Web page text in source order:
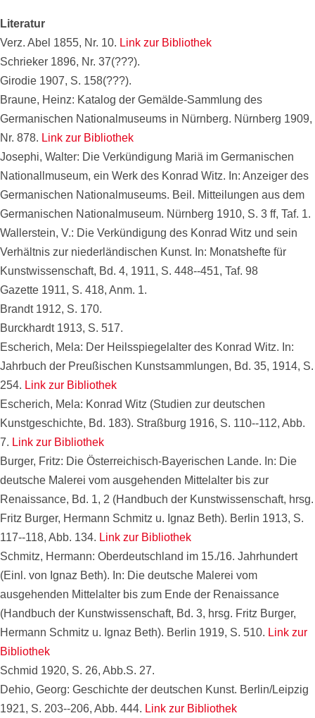
Literatur
Verz. Abel 1855, Nr. 10. Link zur Bibliothek
Schrieker 1896, Nr. 37(???).
Girodie 1907, S. 158(???).
Braune, Heinz: Katalog der Gemälde-Sammlung des
Germanischen Nationalmuseums in Nürnberg. Nürnberg 1909,
Nr. 878. Link zur Bibliothek
Josephi, Walter: Die Verkündigung Mariä im Germanischen
Nationallmuseum, ein Werk des Konrad Witz. In: Anzeiger des
Germanischen Nationalmuseums. Beil. Mitteilungen aus dem
Germanischen Nationalmuseum. Nürnberg 1910, S. 3 ff, Taf. 1.
Wallerstein, V.: Die Verkündigung des Konrad Witz und sein
Verhältnis zur niederländischen Kunst. In: Monatshefte für
Kunstwissenschaft, Bd. 4, 1911, S. 448--451, Taf. 98
Gazette 1911, S. 418, Anm. 1.
Brandt 1912, S. 170.
Burckhardt 1913, S. 517.
Escherich, Mela: Der Heilsspiegelalter des Konrad Witz. In:
Jahrbuch der Preußischen Kunstsammlungen, Bd. 35, 1914, S.
254. Link zur Bibliothek
Escherich, Mela: Konrad Witz (Studien zur deutschen
Kunstgeschichte, Bd. 183). Straßburg 1916, S. 110--112, Abb.
7. Link zur Bibliothek
Burger, Fritz: Die Österreichisch-Bayerischen Lande. In: Die
deutsche Malerei vom ausgehenden Mittelalter bis zur
Renaissance, Bd. 1, 2 (Handbuch der Kunstwissenschaft, hrsg.
Fritz Burger, Hermann Schmitz u. Ignaz Beth). Berlin 1913, S.
117--118, Abb. 134. Link zur Bibliothek
Schmitz, Hermann: Oberdeutschland im 15./16. Jahrhundert
(Einl. von Ignaz Beth). In: Die deutsche Malerei vom
ausgehenden Mittelalter bis zum Ende der Renaissance
(Handbuch der Kunstwissenschaft, Bd. 3, hrsg. Fritz Burger,
Hermann Schmitz u. Ignaz Beth). Berlin 1919, S. 510. Link zur
Bibliothek
Schmid 1920, S. 26, Abb.S. 27.
Dehio, Georg: Geschichte der deutschen Kunst. Berlin/Leipzig
1921, S. 203--206, Abb. 444. Link zur Bibliothek